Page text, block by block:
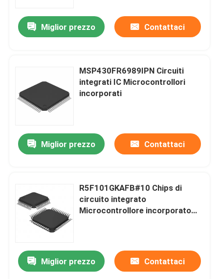
Miglior prezzo Contattaci
MSP430FR6989IPN Circuiti
integrati IC Microcontrollori
incorporati
Miglior prezzo Contattaci
R5F101GKAFB#10 Chips di
circuito integrato
Microcontrollore incorporato
Miglior prezzo Contattaci